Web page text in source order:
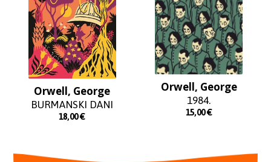
Orwell, George
BURMANSKI DANI
18,00€
Orwell, George
1984.
15,00€